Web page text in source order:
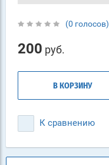
(0 голосов)
200 руб.
В КОРЗИНУ
К сравнению